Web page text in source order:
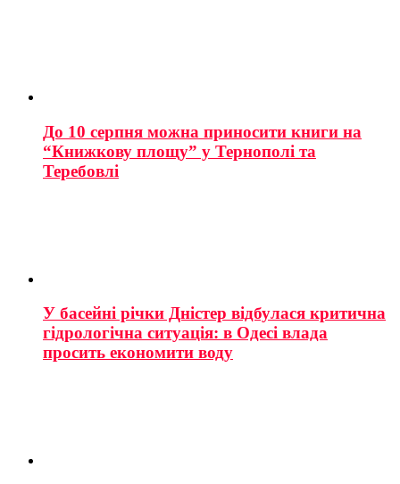
До 10 серпня можна приносити книги на
“Книжкову площу” у Тернополі та
Теребовлі
У басейні річки Дністер відбулася критична
гідрологічна ситуація: в Одесі влада
просить економити воду